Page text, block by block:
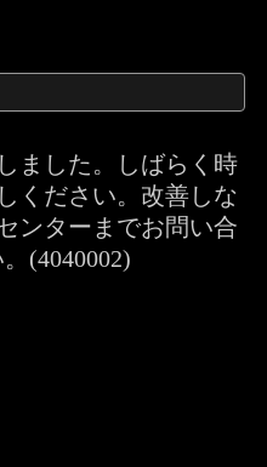
ました。しばらく時
ください。改善しな
ンターまでお問い合
(4040002)